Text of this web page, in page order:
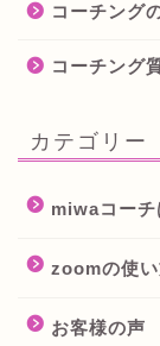
コーチング
コーチング
カテゴリー
miwaコーチ
zoomの使
お客様の声